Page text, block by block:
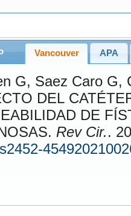
Vancouver APA
G, Saez CaroG,
DE
Rev Cir..